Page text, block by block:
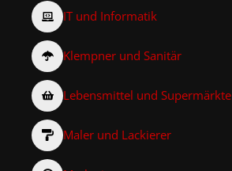
IT und Informatik
Klempner und Sanitär
Lebensmittel und Supermärkte
Maler und Lackierer